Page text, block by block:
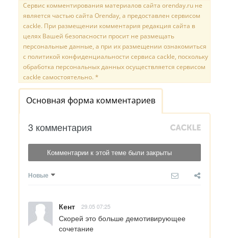
Сервис комментирования материалов сайта orenday.ru не
является частью сайта Orenday, а предоставлен сервисом
cackle. При размещении комментария редакция сайта в
целях Вашей безопасности просит не размещать
персональные данные, а при их размещении ознакомиться
с политикой конфиденциальности сервиса cackle, поскольку
обработка персональных данных осуществляется сервисом
cackle самостоятельно. *
Основная форма комментариев
3 комментария
Комментарии к этой теме были закрыты
Новые
Кент 29.05 07:25
Скорей это больше демотивирующее
сочетание